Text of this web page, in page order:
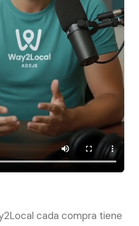
cada compra tiene